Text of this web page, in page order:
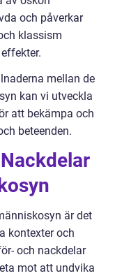
och påverkar
klassism
mellan de
kan vi utveckla
att bekämpa och
beteenden.
är det
kontexter och
och nackdelar
mot att undvika